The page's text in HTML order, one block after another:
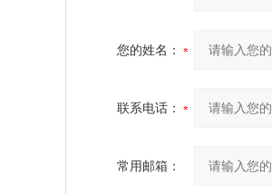
您的姓名：
联系电话：
常用邮箱：